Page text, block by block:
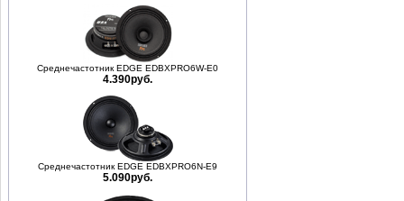
Среднечастотник EDGE EDBXPRO6W-E0
4.390руб.
Среднечастотник EDGE EDBXPRO6N-E9
5.090руб.